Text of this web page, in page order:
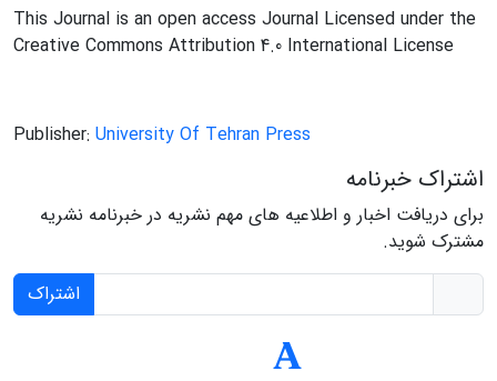
This Journal is an open access Journal Licensed under the
Creative Commons Attribution 4.0 International License
Publisher: University Of Tehran Press
اشتراک خبرنامه
برای دریافت اخبار و اطلاعیه های مهم نشریه در خبرنامه نشریه
مشترک شوید.
اشتراک